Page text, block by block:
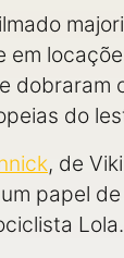
em
dobraram
do
, de
papel
Lola.